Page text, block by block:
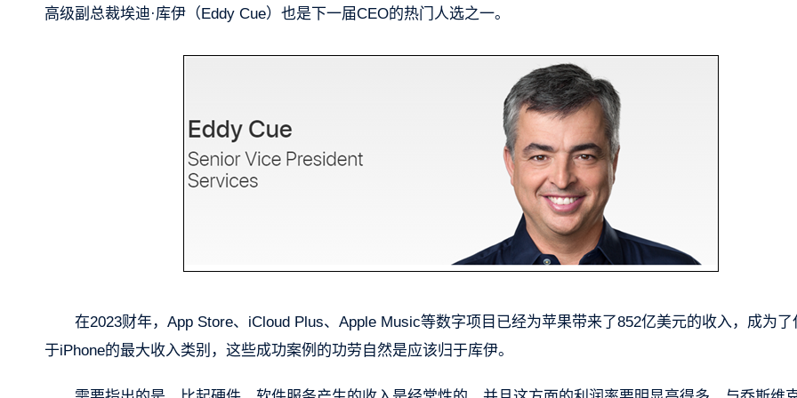
高级副总裁埃迪·库伊（Eddy Cue）也是下一届CEO的热门人选之一。
在2023财年，App Store、iCloud Plus、Apple Music等数字项目已经为苹果带来了852亿美元的收入，成为了
于iPhone的最大收入类别，这些成功案例的功劳自然是应该归于库伊。